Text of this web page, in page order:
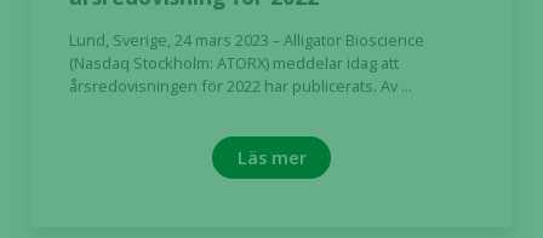
Lund, Sverige, 24 mars 2023 – Alligator Bioscience
(Nasdaq Stockholm: ATORX) meddelar idag att
årsredovisningen för 2022 har publicerats. Av ...
Läs mer